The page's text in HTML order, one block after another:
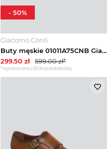
Giacomo Conti
Buty męskie 01011A75CNB Giacomo Conti granatowy
299.50 zł 599.00zł*
*najniższa cena z 30 dni przed obniżką
- 50%